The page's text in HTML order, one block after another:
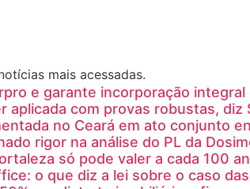
mais acessadas.
e garante incorporação
aplicada com provas robustas, diz
no Ceará em ato conjunto
rigor na análise do PL da
só pode valer a cada 100
o que diz a lei sobre o caso